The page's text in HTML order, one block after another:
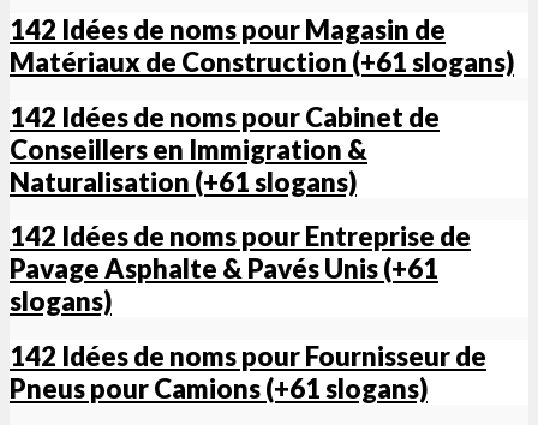
142 Idées de noms pour Magasin de
Matériaux de Construction (+61 slogans)
142 Idées de noms pour Cabinet de
Conseillers en Immigration &
Naturalisation (+61 slogans)
142 Idées de noms pour Entreprise de
Pavage Asphalte & Pavés Unis (+61
slogans)
142 Idées de noms pour Fournisseur de
Pneus pour Camions (+61 slogans)